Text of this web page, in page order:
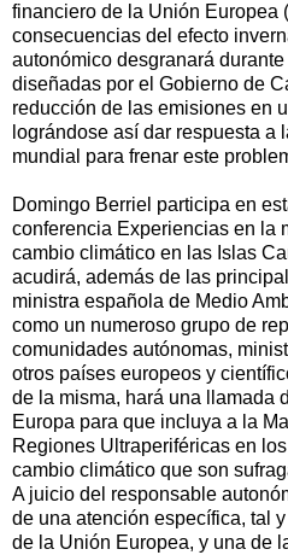
financiero de la Unión Europea
consecuencias del efecto
autonómico desgranará
diseñadas por el Gobierno de
reducción de las emisiones en
lográndose así dar respuesta a
mundial para frenar este
Domingo Berriel participa en
conferencia Experiencias en la
cambio climático en las Islas
acudirá, además de las
ministra española de Medio
como un numeroso grupo de
comunidades autónomas,
otros países europeos y
de la misma, hará una llamada
Europa para que incluya a la
Regiones Ultraperiféricas en
cambio climático que son
A juicio del responsable
de una atención específica, tal
de la Unión Europea, y una de